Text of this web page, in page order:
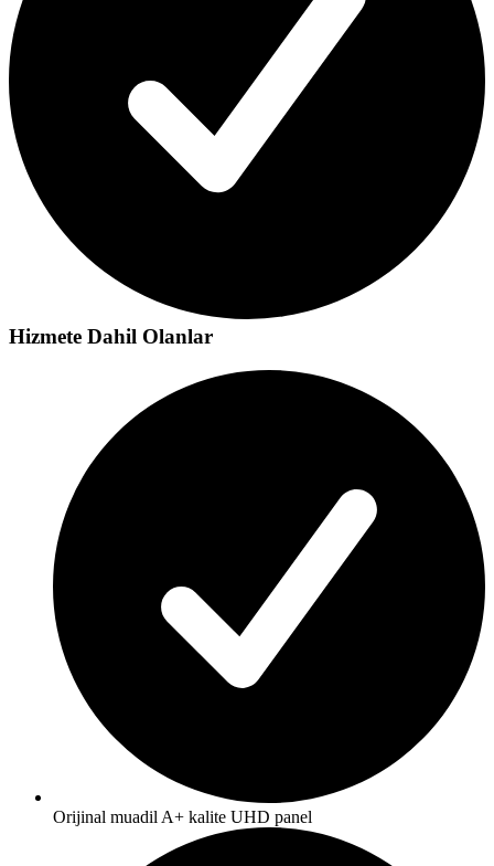
Hizmete Dahil Olanlar
Orijinal muadil A+ kalite UHD panel